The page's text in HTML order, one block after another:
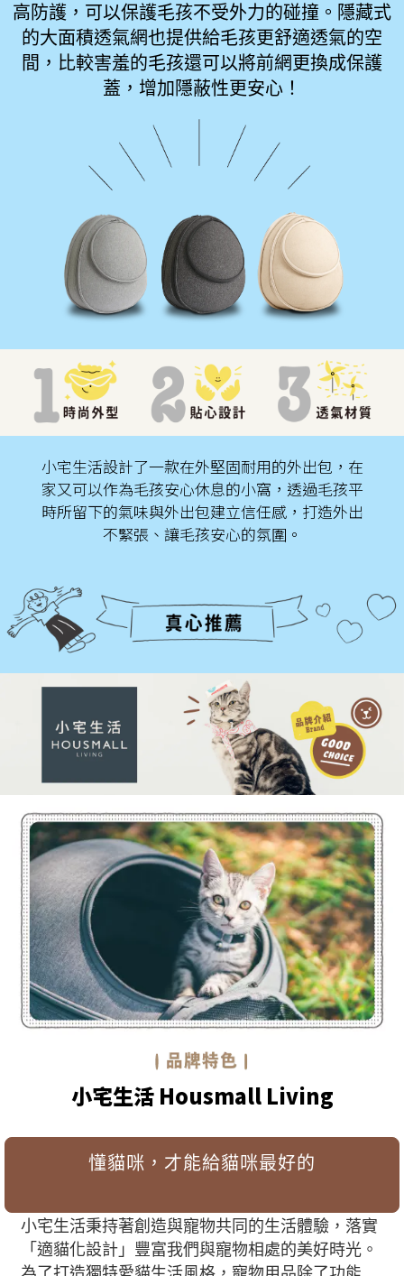
高防護，可以保護毛孩不受外力的碰撞。隱藏式
的大面積透氣網也提供給毛孩更舒適透氣的空
間，比較害羞的毛孩還可以將前網更換成保護
蓋，增加隱蔽性更安心！
小宅生活設計了一款在外堅固耐用的外出包，在
家又可以作為毛孩安心休息的小窩，透過毛孩平
時所留下的氣味與外出包建立信任感，打造外出
不緊張、讓毛孩安心的氛圍。
小宅生活 Housmall Living
懂貓咪，才能給貓咪最好的
小宅生活秉持著創造與寵物共同的生活體驗，落實
「適貓化設計」豐富我們與寵物相處的美好時光。